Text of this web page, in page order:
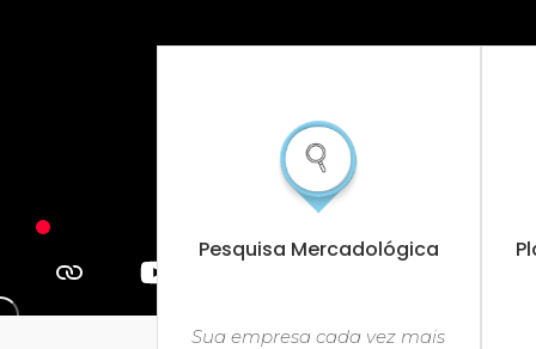
Pesquisa Mercadológica
Sua empresa cada vez mais